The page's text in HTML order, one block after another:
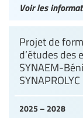
Voir les
2025 – 2028
Projet de
d’études des
SYNAEM-
SYNAPROLYC